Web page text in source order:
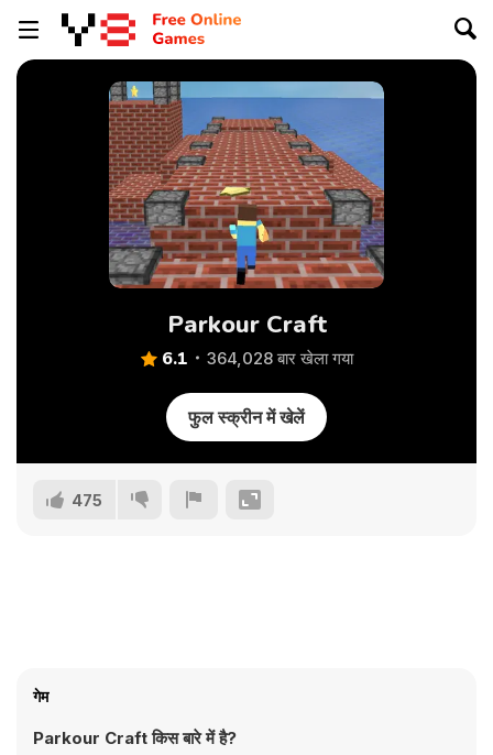
Parkour Craft
6.1 364,028 बार खेला गया
फुल स्क्रीन में खेलें
475
गेम
Parkour Craft किस बारे में है?